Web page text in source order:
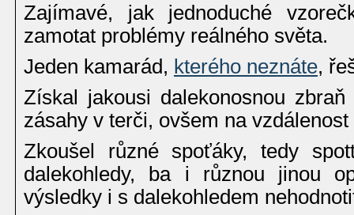
Zajímavé, jak jednoduché
zamotat problémy reálného světa.
Jeden kamarád, kterého neznáte,
Získal jakousi dalekonosnou
zásahy v terči, ovšem na
Zkoušel různé spoťáky, tedy
dalekohledy, ba i různou jinou
výsledky i s dalekohledem